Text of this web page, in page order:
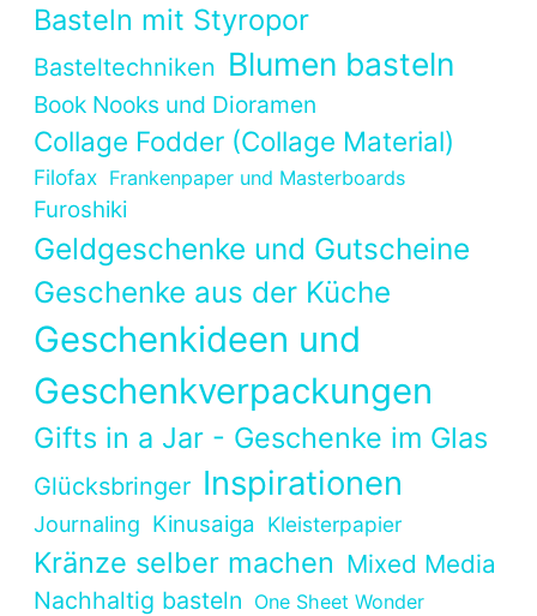
Basteln mit Styropor
Basteltechniken Blumen basteln
Book Nooks und Dioramen
Collage Fodder (Collage Material)
Filofax Frankenpaper und Masterboards
Furoshiki
Geldgeschenke und Gutscheine
Geschenke aus der Küche
Geschenkideen und
Geschenkverpackungen
Gifts in a Jar - Geschenke im Glas
Glücksbringer Inspirationen
Journaling Kinusaiga Kleisterpapier
Kränze selber machen Mixed Media
Nachhaltig basteln One Sheet Wonder